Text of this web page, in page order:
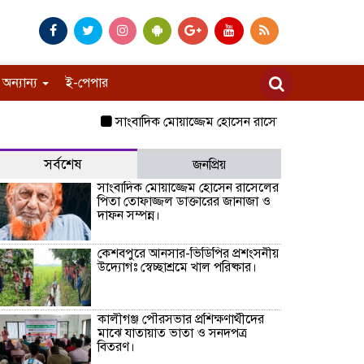
অন্যান্য ই-পেপার
সাংবাদিক মোয়াজ্জেম হোসেন রাসেলের পিতা তোফাজ্জল
সর্বশেষ
জনপ্রিয়
সাংবাদিক মোয়াজ্জেম হোসেন রাসেলের
পিতা তোফাজ্জল ডাক্তারের জানাজা ও
দাফন সম্পন্ন।
কেশবপুরে আনসার-ভিডিপির প্রশংসনীয়
উদ্যোগঃ স্বেচ্ছাশ্রমে খাল পরিষ্কার।
কালীগঞ্জ পৌরসভার প্রশিক্ষণার্থীদের
মাঝে যাতায়াত ভাতা ও সনদপত্র
বিতরণ।